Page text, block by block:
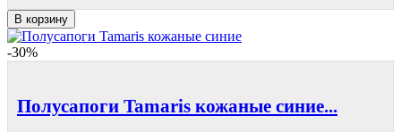
В корзину
-30%
Полусапоги Tamaris кожаные синие...